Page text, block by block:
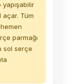
yapışabilir
açar. Tüm
parmağı
sol serçe